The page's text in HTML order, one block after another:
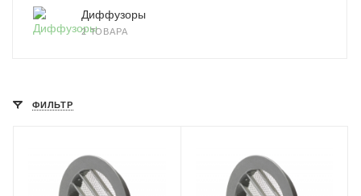
Диффузоры
2 ТОВАРА
ФИЛЬТР